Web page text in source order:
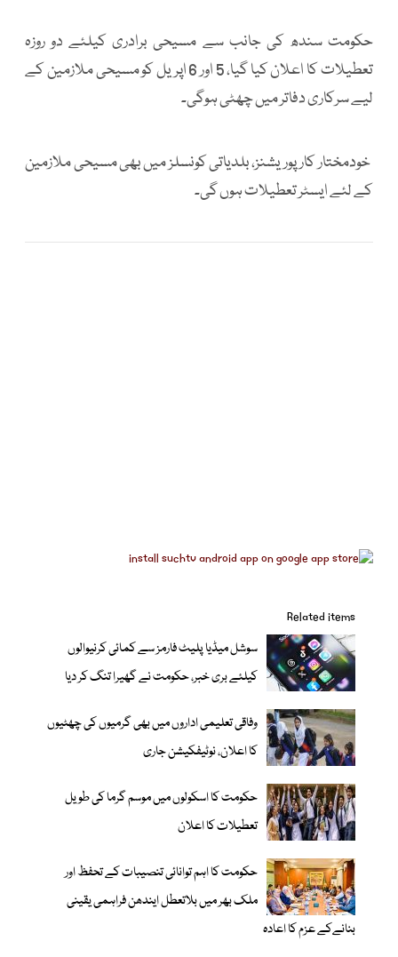
حکومت سندھ کی جانب سے مسیحی برادری کیلئے دو روزہ
تعطیلات کا اعلان کیا گیا، 5 اور 6 اپریل کو مسیحی ملازمین کے
لیے سرکاری دفاتر میں چھٹی ہوگی۔
خودمختار کارپوریشنز، بلدیاتی کونسلز میں بھی مسیحی ملازمین
کے لئے ایسٹر تعطیلات ہوں گی۔
Related items
سوشل میڈیا پلیٹ فارمز سے کمائی کرنیوالوں
کیلئے بری خبر، حکومت نے گھیرا تنگ کر دیا
وفاقی تعلیمی اداروں میں بھی گرمیوں کی چھٹیوں
کا اعلان، نوٹیفکیشن جاری
حکومت کا اسکولوں میں موسم گرما کی طویل
تعطیلات کا اعلان
حکومت کا اہم توانائی تنصیبات کے تحفظ اور
ملک بھر میں بلاتعطل ایندھن فراہمی یقینی
بنانےکے عزم کا اعادہ